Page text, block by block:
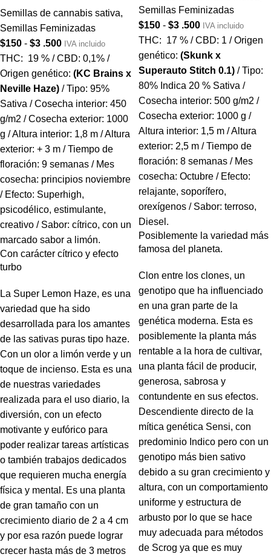
Semillas de cannabis sativa,
Semillas Feminizadas
$150 - $3 .500 IVA incluido
THC: 19 % / CBD: 0,1% /
Origen genético: (KC Brains x
Neville Haze) / Tipo: 95%
Sativa / Cosecha interior: 450
g/m2 / Cosecha exterior: 1000
g / Altura interior: 1,8 m / Altura
exterior: + 3 m / Tiempo de
floración: 9 semanas / Mes
cosecha: principios noviembre
/ Efecto: Superhigh,
psicodélico, estimulante,
creativo / Sabor: cítrico, con un
marcado sabor a limón.
Con carácter cítrico y efecto
turbo
La Super Lemon Haze, es una
variedad que ha sido
desarrollada para los amantes
de las sativas puras tipo haze.
Con un olor a limón verde y un
toque de incienso. Esta es una
de nuestras variedades
realizada para el uso diario, la
diversión, con un efecto
motivante y eufórico para
poder realizar tareas artísticas
o también trabajos dedicados
que requieren mucha energía
física y mental. Es una planta
de gran tamaño con un
crecimiento diario de 2 a 4 cm
y por esa razón puede lograr
crecer hasta más de 3 metros
Semillas Feminizadas
$150 - $3 .500 IVA incluido
THC: 17 % / CBD: 1 / Origen
genético: (Skunk x
Superauto Stitch 0.1) / Tipo:
80% Indica 20 % Sativa /
Cosecha interior: 500 g/m2 /
Cosecha exterior: 1000 g /
Altura interior: 1,5 m / Altura
exterior: 2,5 m / Tiempo de
floración: 8 semanas / Mes
cosecha: Octubre / Efecto:
relajante, soporífero,
orexígenos / Sabor: terroso,
Diesel.
Posiblemente la variedad más
famosa del planeta.
Clon entre los clones, un
genotipo que ha influenciado
en una gran parte de la
genética moderna. Esta es
posiblemente la planta más
rentable a la hora de cultivar,
una planta fácil de producir,
generosa, sabrosa y
contundente en sus efectos.
Descendiente directo de la
mítica genética Sensi, con
predominio Indico pero con un
genotipo más bien sativo
debido a su gran crecimiento y
altura, con un comportamiento
uniforme y estructura de
arbusto por lo que se hace
muy adecuada para métodos
de Scrog ya que es muy